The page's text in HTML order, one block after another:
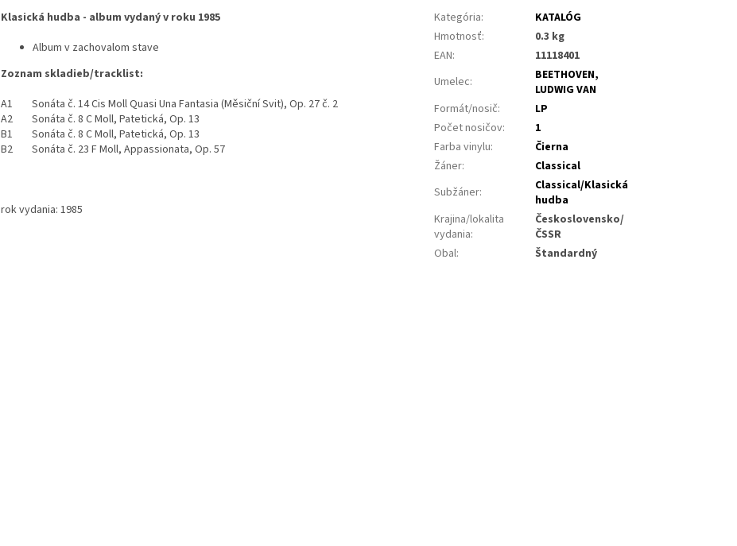
Klasická hudba - album vydaný v roku 1985
Album v zachovalom stave
Zoznam skladieb/tracklist:
A1 Sonáta č. 14 Cis Moll Quasi Una Fantasia (Měsiční Svit), Op. 27 č. 2
A2 Sonáta č. 8 C Moll, Patetická, Op. 13
B1 Sonáta č. 8 C Moll, Patetická, Op. 13
B2 Sonáta č. 23 F Moll, Appassionata, Op. 57
rok vydania: 1985
Kategória:
KATALÓG
Hmotnosť:
0.3 kg
EAN:
11118401
Umelec:
BEETHOVEN,
LUDWIG VAN
Formát/nosič:
LP
Počet nosičov:
1
Farba vinylu:
Čierna
Žáner:
Classical
Subžáner:
Classical/Klasická
hudba
Krajina/lokalita
vydania:
Československo/
ČSSR
Obal: Štandardný